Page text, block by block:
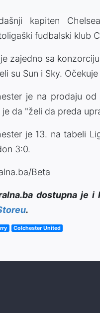
kapiten
fudbalski klub
zajedno sa
su Sun i Sky.
je na prodaju
je da "želi da preda
je 13. na tabeli
3:0.
Beta
dostupna je
.
Colchester United